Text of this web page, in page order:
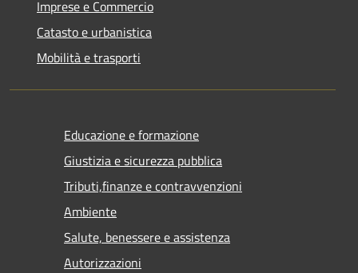
Imprese e Commercio
Catasto e urbanistica
Mobilità e trasporti
Educazione e formazione
Giustizia e sicurezza pubblica
Tributi,finanze e contravvenzioni
Ambiente
Salute, benessere e assistenza
Autorizzazioni